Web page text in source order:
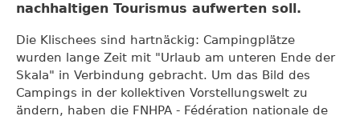
nachhaltigen Tourismus aufwerten soll.
Die Klischees sind hartnäckig: Campingplätze
wurden lange Zeit mit "Urlaub am unteren Ende der
Skala" in Verbindung gebracht. Um das Bild des
Campings in der kollektiven Vorstellungswelt zu
ändern, haben die FNHPA - Fédération nationale de